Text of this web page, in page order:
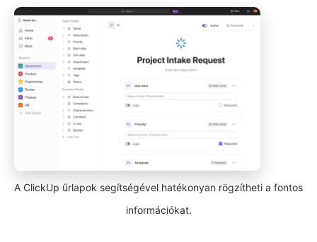
A ClickUp űrlapok segítségével hatékonyan rögzítheti a fontos
információkat.